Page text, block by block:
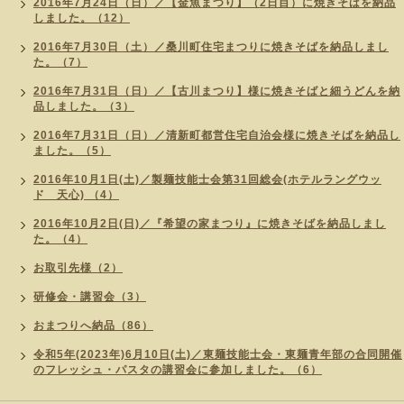
2016年7月24日（日）／【金魚まつり】（2日目）に焼きそばを納品
しました。（12）
2016年7月30日（土）／桑川町住宅まつりに焼きそばを納品しまし
た。（7）
2016年7月31日（日）／【古川まつり】様に焼きそばと細うどんを納
品しました。（3）
2016年7月31日（日）／清新町都営住宅自治会様に焼きそばを納品し
ました。（5）
2016年10月1日(土)／製麺技能士会第31回総会(ホテルラングウッ
ド 天心) （4）
2016年10月2日(日)／『希望の家まつり』に焼きそばを納品しまし
た。（4）
お取引先様（2）
研修会・講習会（3）
おまつりへ納品（86）
令和5年(2023年)6月10日(土)／東麺技能士会・東麺青年部の合同開催
のフレッシュ・パスタの講習会に参加しました。（6）